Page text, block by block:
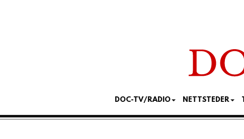
DOC-TV/RADIO NETTSTEDER